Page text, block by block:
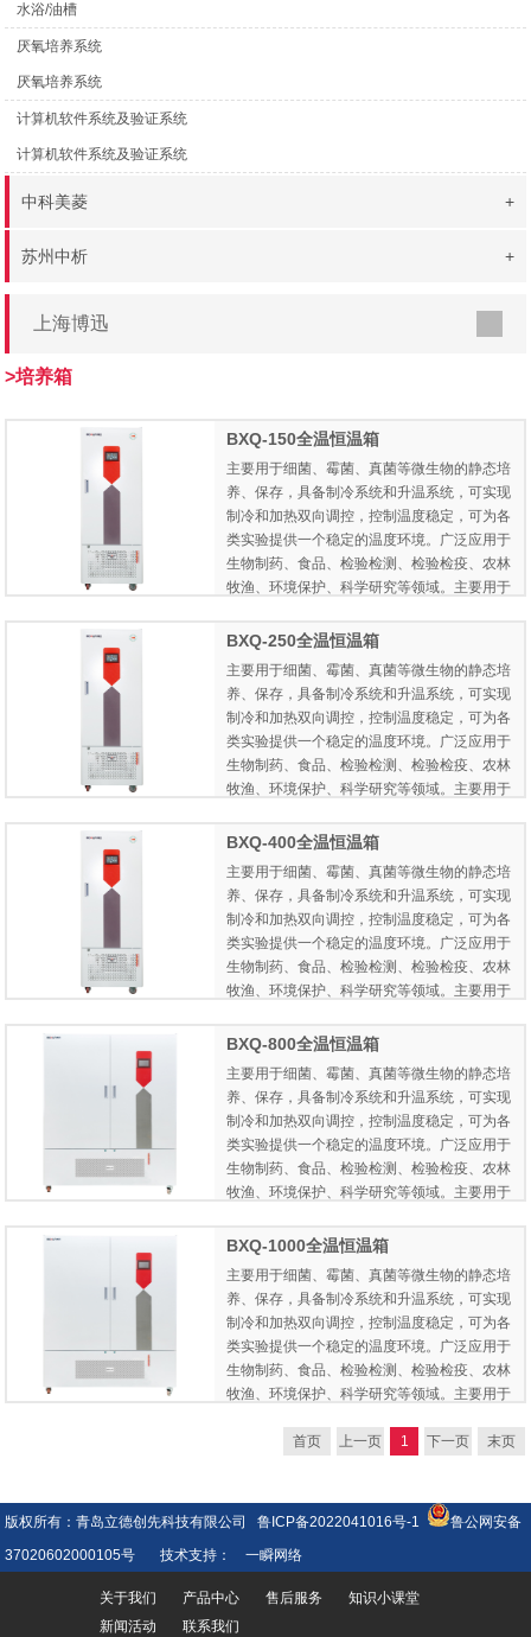
水浴/油槽
厌氧培养系统
厌氧培养系统
计算机软件系统及验证系统
计算机软件系统及验证系统
中科美菱 +
苏州中析 +
上海博迅
>培养箱
BXQ-150全温恒温箱
主要用于细菌、霉菌、真菌等微生物的静态培
养、保存，具备制冷系统和升温系统，可实现
制冷和加热双向调控，控制温度稳定，可为各
类实验提供一个稳定的温度环境。广泛应用于
生物制药、食品、检验检测、检验检疫、农林
牧渔、环境保护、科学研究等领域。主要用于
等实验。
BXQ-250全温恒温箱
主要用于细菌、霉菌、真菌等微生物的静态培
养、保存，具备制冷系统和升温系统，可实现
制冷和加热双向调控，控制温度稳定，可为各
类实验提供一个稳定的温度环境。广泛应用于
生物制药、食品、检验检测、检验检疫、农林
牧渔、环境保护、科学研究等领域。主要用于
等实验。
BXQ-400全温恒温箱
主要用于细菌、霉菌、真菌等微生物的静态培
养、保存，具备制冷系统和升温系统，可实现
制冷和加热双向调控，控制温度稳定，可为各
类实验提供一个稳定的温度环境。广泛应用于
生物制药、食品、检验检测、检验检疫、农林
牧渔、环境保护、科学研究等领域。主要用于
等实验。
BXQ-800全温恒温箱
主要用于细菌、霉菌、真菌等微生物的静态培
养、保存，具备制冷系统和升温系统，可实现
制冷和加热双向调控，控制温度稳定，可为各
类实验提供一个稳定的温度环境。广泛应用于
生物制药、食品、检验检测、检验检疫、农林
牧渔、环境保护、科学研究等领域。主要用于
等实验。
BXQ-1000全温恒温箱
主要用于细菌、霉菌、真菌等微生物的静态培
养、保存，具备制冷系统和升温系统，可实现
制冷和加热双向调控，控制温度稳定，可为各
类实验提供一个稳定的温度环境。广泛应用于
生物制药、食品、检验检测、检验检疫、农林
牧渔、环境保护、科学研究等领域。主要用于
首页 上一页 1 下一页 末页
版权所有：青岛立德创先科技有限公司鲁ICP备2022041016号-1
鲁公网安备
37020602000105号 技术支持： 一瞬网络
关于我们 产品中心 售后服务
知识小课堂
新闻活动
联系我们